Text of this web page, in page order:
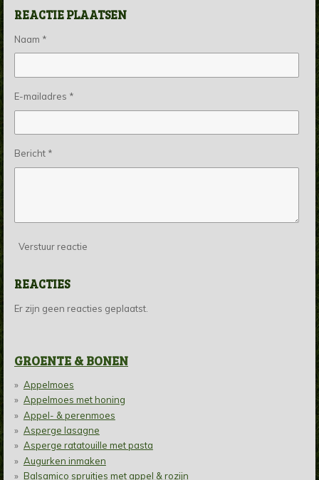
REACTIE PLAATSEN
Naam *
E-mailadres *
Bericht *
Verstuur reactie
REACTIES
Er zijn geen reacties geplaatst.
GROENTE & BONEN
Appelmoes
Appelmoes met honing
Appel- & perenmoes
Asperge lasagne
Asperge ratatouille met pasta
Augurken inmaken
Balsamico spruitjes met appel & rozijn